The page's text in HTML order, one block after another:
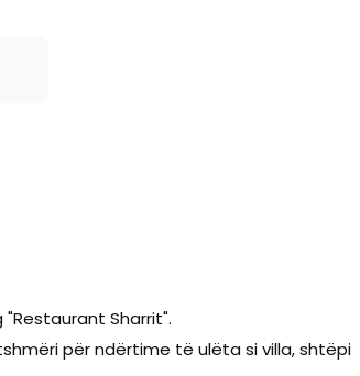
Sharrit".
për ndërtime të ulëta si villa, shtëpi